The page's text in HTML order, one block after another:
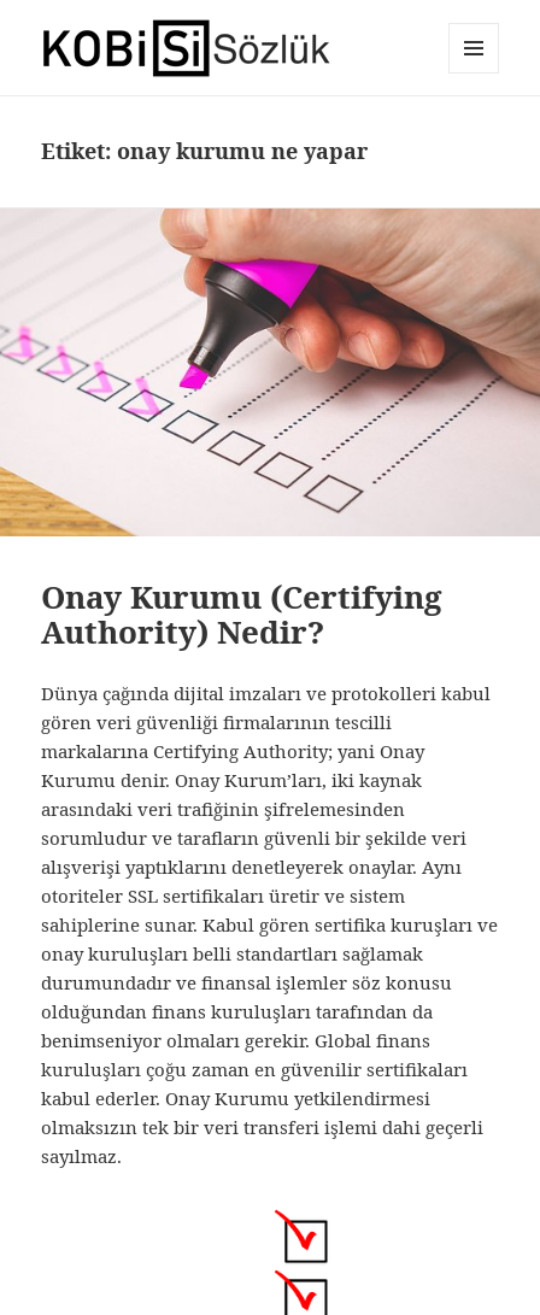
Etiket:onay kurumu ne yapar
Onay Kurumu (Certifying
Authority) Nedir?
Dünya çağında dijital imzaları ve protokolleri kabul
gören veri güvenliği firmalarının tescilli
markalarına Certifying Authority; yaniOnay
Kurumu denir.Onay Kurum’ları, iki kaynak
arasındaki veri trafiğinin şifrelemesinden
sorumludur ve tarafların güvenli bir şekilde veri
alışverişi yaptıklarını denetleyerek onaylar. Aynı
otoriteler SSL sertifikaları üretir ve sistem
sahiplerine sunar. Kabul gören sertifika kuruşları ve
onay kuruluşları belli standartları sağlamak
durumundadır ve finansal işlemler söz konusu
olduğundan finans kuruluşları tarafından da
benimseniyor olmaları gerekir. Global finans
kuruluşları çoğu zaman en güvenilir sertifikaları
kabul ederler.Onay Kurumu yetkilendirmesi
olmaksızın tek bir veri transferi işlemi dahi geçerli
sayılmaz.